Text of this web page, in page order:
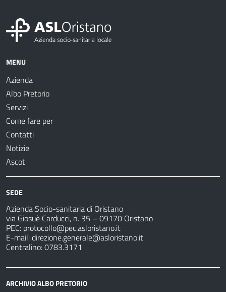
MENU
Azienda
Albo Pretorio
Servizi
Come fare per
Contatti
Notizie
Ascot
SEDE
Azienda Socio-sanitaria di Oristano
via Giosuè Carducci, n. 35 – 09170 Oristano
PEC: protocollo@pec.asloristano.it
E-mail:direzione.generale@asloristano.it
Centralino: 0783.3171
ARCHIVIO ALBO PRETORIO